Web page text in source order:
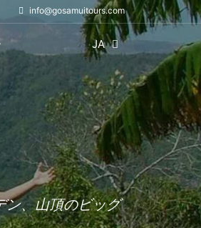
info@gosamuitours.com
JA
、山頂のビッグ